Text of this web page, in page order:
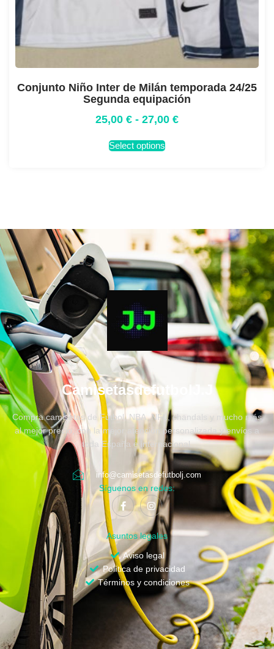
Conjunto Niño Inter de Milán temporada 24/25
Segunda equipación
25,00 € - 27,00 €
Select options
CamisetasdefutbolJ.J
Compra camisetas de Fútbol, NBA, NFL, chandals y mucho más
al mejor precio, con la mejor atención personalizada y envíos a
toda España e internacional.
info@camisetasdefutbolj.com
Síguenos en redes:
Asuntos legales
Aviso legal
Política de privacidad
Términos y condiciones